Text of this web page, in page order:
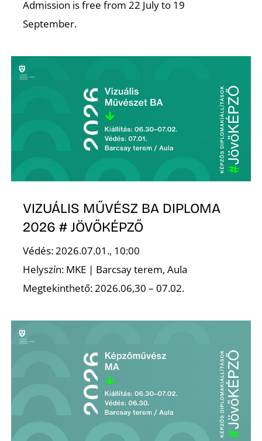
Admission is free from 22 July to 19
September.
VIZUÁLIS MŰVÉSZ BA DIPLOMA
2026 # JÖVŐKÉPZŐ
Védés: 2026.07.01., 10:00
Helyszín: MKE | Barcsay terem, Aula
Megtekinthető: 2026.06,30 – 07.02.